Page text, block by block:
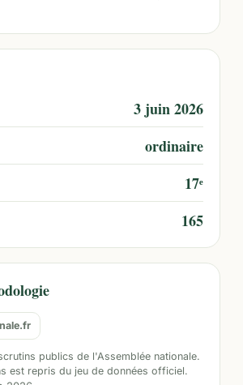
3 juin 2026
ordinaire
17ᵉ
165
publics de l'Assemblée nationale.
est repris du jeu de données officiel.